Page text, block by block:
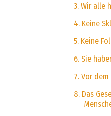
3. Wir alle
4. Keine
5. Keine
6. Sie
7. Vor
8. Das